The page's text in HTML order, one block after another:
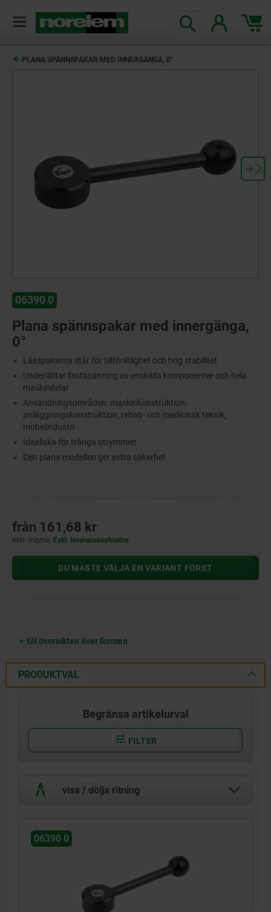
PLANA SPÄNNSPAKAR MED INNERGÄNGA, 0°
06390 0
Plana spännspakar med innergänga,
0°
Låsspakarna står för tillförlitlighet och hög stabilitet
Underlättar fastspänning av enskilda komponenter och hela
maskindelar
Användningsområden: maskinkonstruktion,
anläggningskonstruktion, rehab- och medicinsk teknik,
möbelindustri
Idealiska för trånga utrymmen
Den plana modellen ger extra säkerhet
från 161,68 kr
exkl. moms Exkl. leveranskostnader
DU MÅSTE VÄLJA EN VARIANT FÖRST
till översikten över formen
PRODUKTVAL
Begränsa artikelurval
FILTER
visa / dölja ritning
06390 0